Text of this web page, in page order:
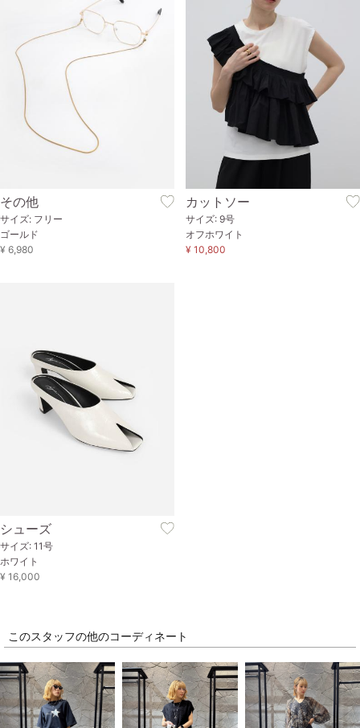
その他
サイズ: フリー
ゴールド
¥ 6,980
カットソー
サイズ: 9号
オフホワイト
¥ 10,800
シューズ
サイズ: 11号
ホワイト
¥ 16,000
このスタッフの他のコーディネート